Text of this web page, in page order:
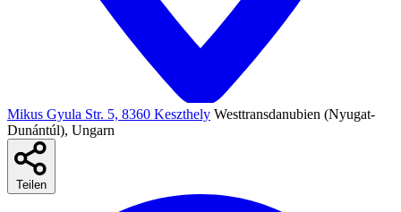
Mikus Gyula Str. 5, 8360 Keszthely Westtransdanubien (Nyugat-
Dunántúl), Ungarn
Teilen